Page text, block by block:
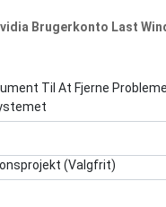
Brugerkonto Last
Til At Fjerne
(Valgfrit)